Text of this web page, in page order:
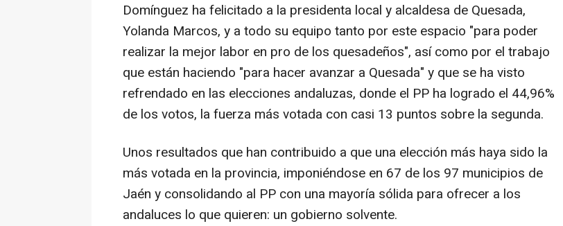
Domínguez ha felicitado a la presidenta local y alcaldesa de Quesada,
Yolanda Marcos, y a todo su equipo tanto por este espacio "para poder
realizar la mejor labor en pro de los quesadeños", así como por el trabajo
que están haciendo "para hacer avanzar a Quesada" y que se ha visto
refrendado en las elecciones andaluzas, donde el PP ha logrado el 44,96%
de los votos, la fuerza más votada con casi 13 puntos sobre la segunda.
Unos resultados que han contribuido a que una elección más haya sido la
más votada en la provincia, imponiéndose en 67 de los 97 municipios de
Jaén y consolidando al PP con una mayoría sólida para ofrecer a los
andaluces lo que quieren: un gobierno solvente.